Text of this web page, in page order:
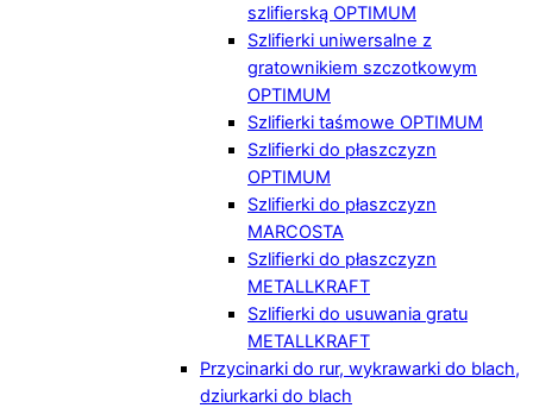
szlifierską OPTIMUM
Szlifierki uniwersalne z
gratownikiem szczotkowym
OPTIMUM
Szlifierki taśmowe OPTIMUM
Szlifierki do płaszczyzn
OPTIMUM
Szlifierki do płaszczyzn
MARCOSTA
Szlifierki do płaszczyzn
METALLKRAFT
Szlifierki do usuwania gratu
METALLKRAFT
Przycinarki do rur, wykrawarki do blach,
dziurkarki do blach